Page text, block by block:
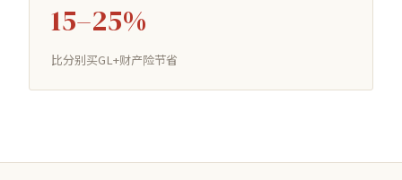
15–25%
比分别买GL+财产险节省